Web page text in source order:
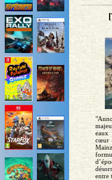
eaux
cœur
entre